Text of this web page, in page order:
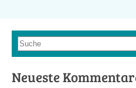
Suchformular
Suche
Neueste